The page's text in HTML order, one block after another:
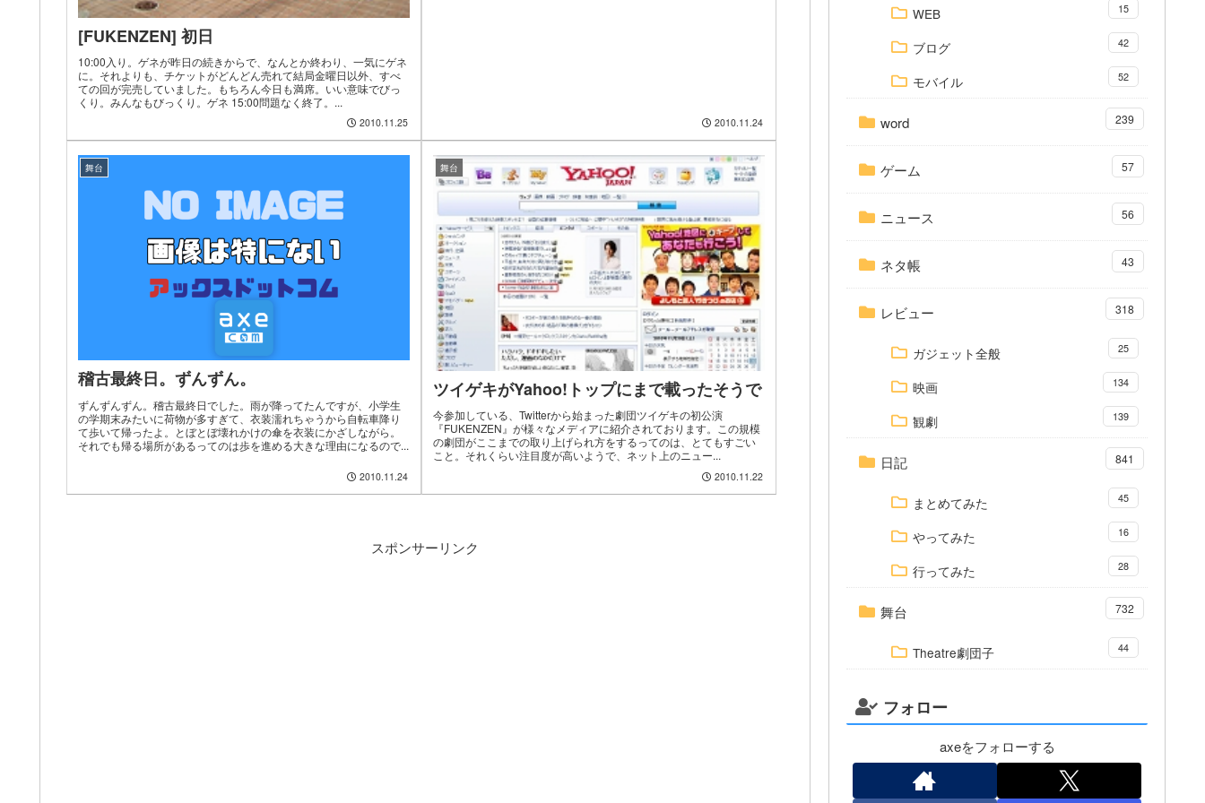
[FUKENZEN] 初日
10:00入り。ゲネが昨日の続きからで、なんとか終わり、一気にゲネ
に。それよりも、チケットがどんどん売れて結局金曜日以外、すべ
ての回が完売していました。もちろん今日も満席。いい意味でびっ
くり。みんなもびっくり。ゲネ 15:00問題なく終了。...
2010.11.25 2010.11.24
舞台
稽古最終日。ずんずん。
ずんずんずん。稽古最終日でした。雨が降ってたんですが、小学生
の学期末みたいに荷物が多すぎて、衣装濡れちゃうから自転車降り
て歩いて帰ったよ。とぼとぼ壊れかけの傘を衣装にかざしながら。
それでも帰る場所があるってのは歩を進める大きな理由になるので...
2010.11.24
舞台
ツイゲキがYahoo!トップにまで載ったそうで
今参加している、Twitterから始まった劇団ツイゲキの初公演
『FUKENZEN』が様々なメディアに紹介されております。この規模
の劇団がここまでの取り上げられ方をするってのは、とてもすごい
こと。それくらい注目度が高いようで、ネット上のニュー...
2010.11.22
スポンサーリンク
WEB 15
ブログ 42
モバイル 52
word 239
ゲーム 57
ニュース 56
ネタ帳 43
レビュー 318
ガジェット全般 25
映画 134
観劇 139
日記 841
まとめてみた 45
やってみた 16
行ってみた 28
舞台 732
Theatre劇団子 44
フォロー
axeをフォローする